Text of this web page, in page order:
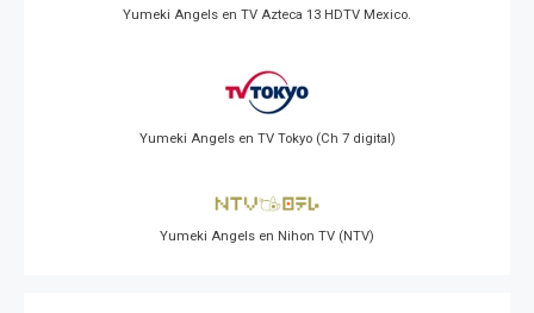
Yumeki Angels en TV Azteca 13 HDTV Mexico.
Yumeki Angels en TV Tokyo (Ch 7 digital)
Yumeki Angels en Nihon TV (NTV)